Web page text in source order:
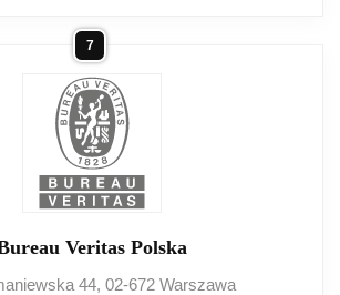
7
Veritas Polska
44, 02-672 Warszawa